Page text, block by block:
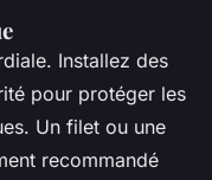
Installez des
pour protéger les
Un filet ou une
recommandé